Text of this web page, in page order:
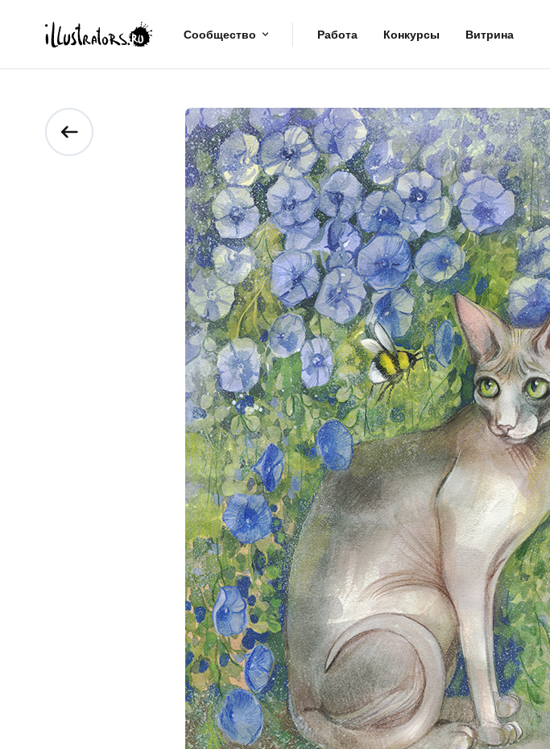
Сообщество Работа Конкурсы Витрина